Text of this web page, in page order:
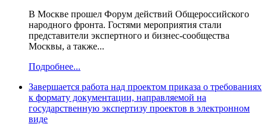
В Москве прошел Форум действий Общероссийского
народного фронта. Гостями мероприятия стали
представители экспертного и бизнес-сообщества
Москвы, а также...
Подробнее...
Завершается работа над проектом приказа о требованиях
к формату документации, направляемой на
государственную экспертизу проектов в электронном
виде